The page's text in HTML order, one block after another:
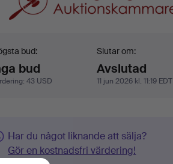
bud:
bud
: 43 USD
Slutar om:
Avslutad
11 jun 2026 kl. 11:19 EDT
Har du något liknande att sälja?
Gör en kostnadsfri värdering!